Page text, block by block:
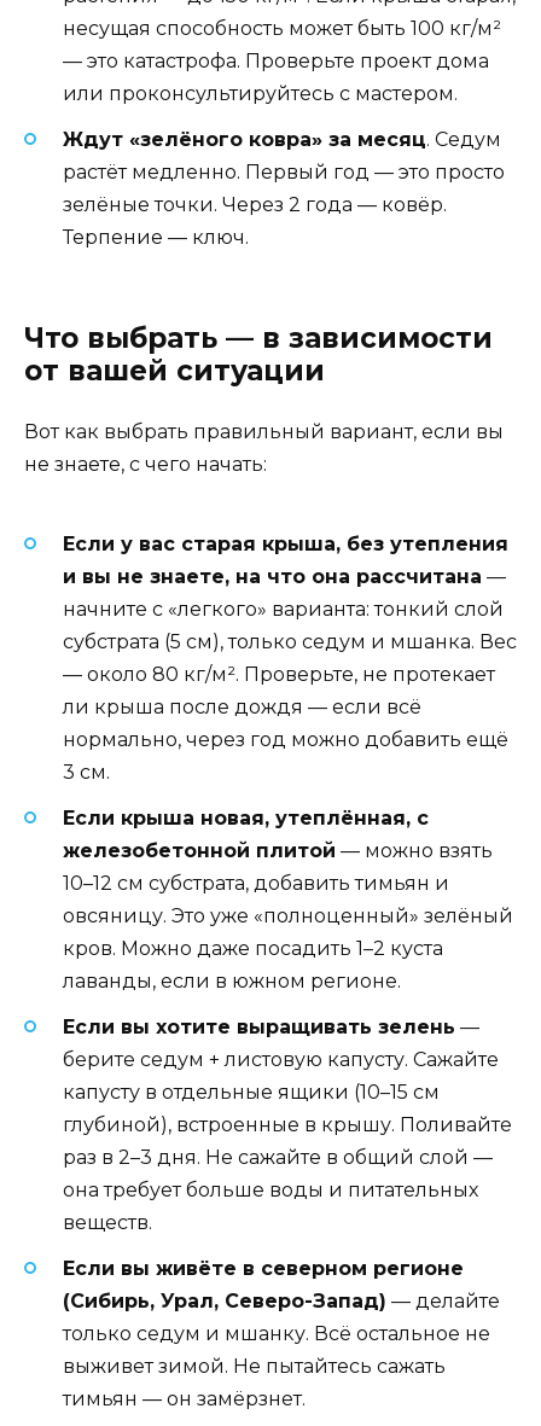
несущая способность может быть 100 кг/м²
— это катастрофа. Проверьте проект дома
или проконсультируйтесь с мастером.
Ждут «зелёного ковра» за месяц. Седум
растёт медленно. Первый год — это просто
зелёные точки. Через 2 года — ковёр.
Терпение — ключ.
Что выбрать — в зависимости
от вашей ситуации
Вот как выбрать правильный вариант, если вы
не знаете, с чего начать:
Если у вас старая крыша, без утепления
и вы не знаете, на что она рассчитана —
начните с «легкого» варианта: тонкий слой
субстрата (5 см), только седум и мшанка. Вес
— около 80 кг/м². Проверьте, не протекает
ли крыша после дождя — если всё
нормально, через год можно добавить ещё
3 см.
Если крыша новая, утеплённая, с
железобетонной плитой — можно взять
10–12 см субстрата, добавить тимьян и
овсяницу. Это уже «полноценный» зелёный
кров. Можно даже посадить 1–2 куста
лаванды, если в южном регионе.
Если вы хотите выращивать зелень —
берите седум + листовую капусту. Сажайте
капусту в отдельные ящики (10–15 см
глубиной), встроенные в крышу. Поливайте
раз в 2–3 дня. Не сажайте в общий слой —
она требует больше воды и питательных
веществ.
Если вы живёте в северном регионе
(Сибирь, Урал, Северо-Запад) — делайте
только седум и мшанку. Всё остальное не
выживет зимой. Не пытайтесь сажать
тимьян — он замёрзнет.